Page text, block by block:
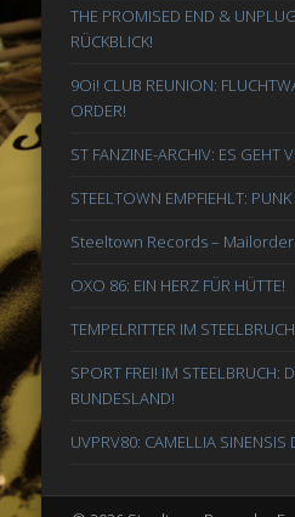
THE PROMISED END &
RÜCKBLICK!
9Oi! CLUB REUNION:
ORDER!
ST FANZINE-ARCHIV: ES GEHT
STEELTOWN EMPFIEHLT:
Steeltown Records – Mailorder
OXO 86: EIN HERZ FÜR HÜTTE!
TEMPELRITTER IM
SPORT FREI! IM STEELBRUCH:
BUNDESLAND!
UVPRV80: CAMELLIA SINENSIS